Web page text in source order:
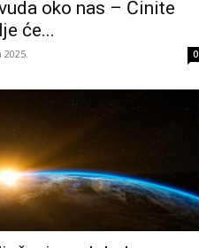
oko nas – Činite
će...
2025. 0